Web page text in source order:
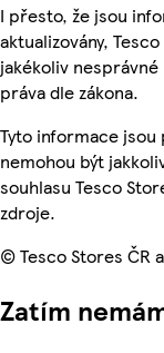
I přesto, že jsou
aktualizovány,
jakékoliv nesprávné
práva dle zákona.
Tyto informace jsou
nemohou být
souhlasu Tesco
zdroje.
© Tesco Stores ČR
Zatím